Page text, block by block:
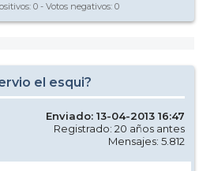
0 - Votos negativos: 0
el esqui?
Enviado: 13-04-2013 16:47
Registrado: 20 años antes
Mensajes: 5.812